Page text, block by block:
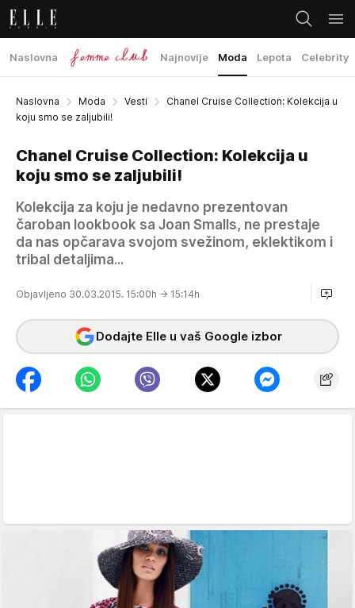
Naslovna Najnovije Moda Lepota Celebrity
Naslovna Moda Vesti
Chanel Cruise Collection: Kolekcija u
koju smo se zaljubili!
Chanel Cruise Collection: Kolekcija u
koju smo se zaljubili!
Kolekcija za koju je nedavno prezentovan
čaroban lookbook sa Joan Smalls, ne prestaje
da nas opčarava svojom svežinom, eklektikom i
tribal detaljima...
Objavljeno 30.03.2015. 15:00h → 15:14h
Dodajte Elle u vaš Google izbor